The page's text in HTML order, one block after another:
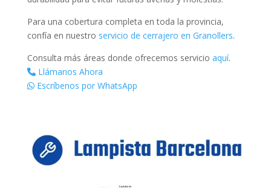
Para una cobertura completa en toda la provincia,
confía en nuestro servicio de cerrajero en Granollers.
Consulta más áreas donde ofrecemos servicio aquí.
Llámanos Ahora
Escríbenos por WhatsApp